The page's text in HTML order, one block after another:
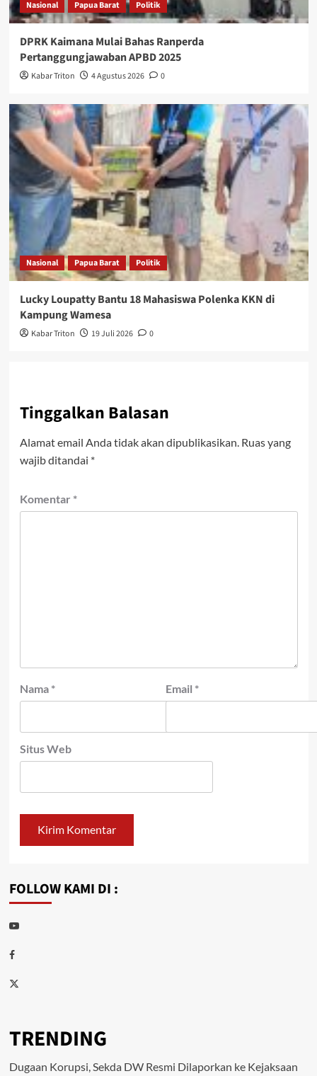
Nasional Papua Barat Politik
DPRK Kaimana Mulai Bahas Ranperda
Pertanggungjawaban APBD 2025
Kabar Triton 4 Agustus 2026 0
Nasional Papua Barat Politik
Lucky Loupatty Bantu 18 Mahasiswa Polenka KKN di
Kampung Wamesa
Kabar Triton 19 Juli 2026 0
Tinggalkan Balasan
Alamat email Anda tidak akan dipublikasikan. Ruas yang
wajib ditandai *
Komentar *
Nama * Email *
Situs Web
FOLLOW KAMI DI :
Youtube
Facebook
Twitter
TRENDING
Dugaan Korupsi, Sekda DW Resmi Dilaporkan ke Kejaksaan